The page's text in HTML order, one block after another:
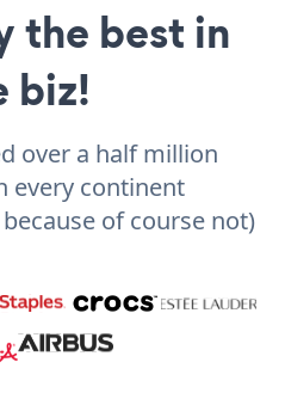
the best in
biz!
over a half million
every continent
of course not)